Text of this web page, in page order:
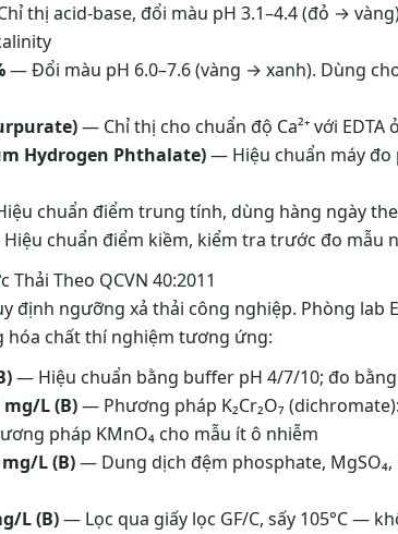
thị acid-base, đổi màu pH 3.1–4.4 (đỏ →
— Đổi màu pH 6.0–7.6 (vàng → xanh). Dùng
— Chỉ thị cho chuẩn độ Ca²⁺ với EDTA
Hydrogen Phthalate)— Hiệu chuẩn máy đo
chuẩn điểm trung tính, dùng hàng ngày
chuẩn điểm kiềm, kiểm tra trước đo mẫu
Theo QCVN 40:2011
định ngưỡng xả thải công nghiệp. Phòng lab
hóa chất thí nghiệm tương ứng:
— Hiệu chuẩn bằng buffer pH 4/7/10; đo
mg/L (B)— Phương pháp K₂Cr₂O₇ (dichromate):
pháp KMnO₄ cho mẫu ít ô nhiễm
mg/L (B)— Dung dịch đệm phosphate, MgSO₄,
L (B)— Lọc qua giấy lọc GF/C, sấy 105°C —